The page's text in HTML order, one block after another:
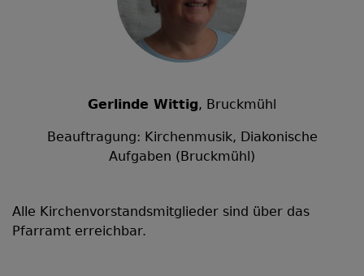
Gerlinde Wittig, Bruckmühl
Beauftragung: Kirchenmusik, Diakonische
Aufgaben (Bruckmühl)
Alle Kirchenvorstandsmitglieder sind über das
Pfarramt erreichbar.